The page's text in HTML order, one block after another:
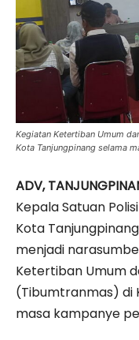
Kegiatan Ketertiban Umum
Kota Tanjungpinang selama
ADV,
Kepala Satuan
Kota
menjadi
Ketertiban Umum
(Tibumtranmas) di
masa kampanye